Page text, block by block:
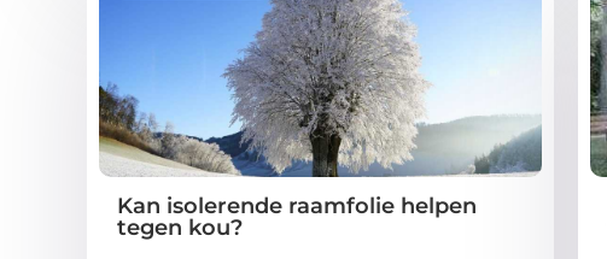
Kan isolerende raamfolie helpen
tegen kou?